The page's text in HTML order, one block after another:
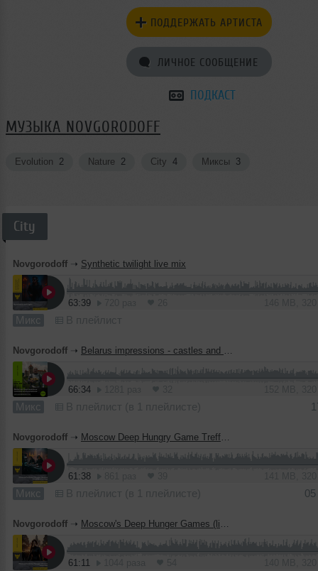
ПОДДЕРЖАТЬ АРТИСТА
ЛИЧНОЕ СООБЩЕНИЕ
ПОДКАСТ
МУЗЫКА NOVGORODOFF
Evolution 2 Nature 2 City 4 Миксы 3
City
Novgorodoff ➝ Synthetic twilight live mix
63:39
Микс В плейлист
Novgorodoff ➝ Belarus impressions - castles and potatoes live mix
66:34
Микс В плейлист (в 1 плейлисте)
Novgorodoff ➝ Moscow Deep Hungry Game Treff8 (live mix)
61:38
Микс В плейлист (в 1 плейлисте)
Novgorodoff ➝ Moscow's Deep Hunger Games (live mix)
61:11